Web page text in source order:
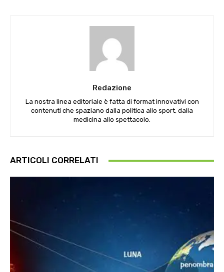
Redazione
La nostra linea editoriale è fatta di format innovativi con
contenuti che spaziano dalla politica allo sport, dalla
medicina allo spettacolo.
ARTICOLI CORRELATI